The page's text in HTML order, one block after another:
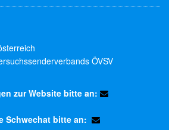
ÖVSV
zur Website bitte an:
Schwechat bitte an: